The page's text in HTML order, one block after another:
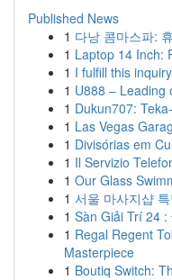
Published News
1 다낭 콤마스파:
1 Laptop 14 Inch:
1 I fulfill this
1 U888 – Leading
1 Dukun707:
1 Las Vegas
1 Divisórias em
1 Il Servizio
1 Our Glass
1 서울 마사지샵
1 Sàn Giải Trí 24
1 Regal Regent
Masterpiece
1 Boutiq Switch: